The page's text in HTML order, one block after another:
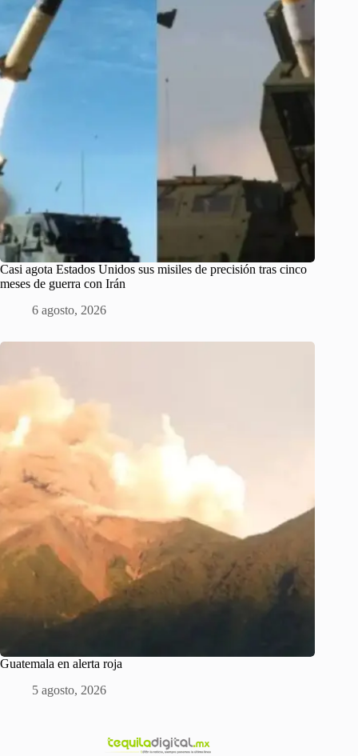
Casi agota Estados Unidos sus misiles de precisión tras cinco
meses de guerra con Irán
6 agosto, 2026
Guatemala en alerta roja
5 agosto, 2026